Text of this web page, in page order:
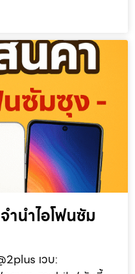
นำไอโฟนซัม
เวบ: